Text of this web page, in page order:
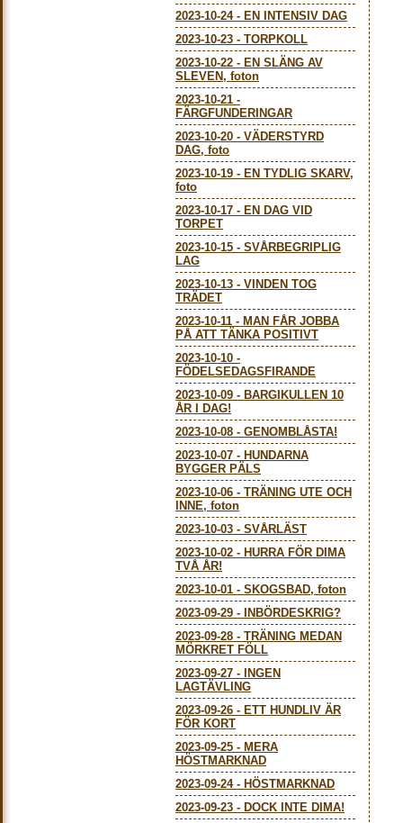
2023-10-24- EN INTENSIV DAG
2023-10-23 - TORPKOLL
2023-10-22 - EN SLÄNG AV
SLEVEN, foton
2023-10-21 -
FÄRGFUNDERINGAR
2023-10-20 - VÄDERSTYRD
DAG, foto
2023-10-19 - EN TYDLIG SKARV,
foto
2023-10-17 - EN DAG VID
TORPET
2023-10-15 - SVÅRBEGRIPLIG
LAG
2023-10-13 - VINDEN TOG
TRÄDET
2023-10-11 - MAN FÅR JOBBA
PÅ ATT TÄNKA POSITIVT
2023-10-10 -
FÖDELSEDAGSFIRANDE
2023-10-09 - BARGIKULLEN 10
ÅR I DAG!
2023-10-08 - GENOMBLÅSTA!
2023-10-07 - HUNDARNA
BYGGER PÄLS
2023-10-06 - TRÄNING UTE OCH
INNE, foton
2023-10-03 - SVÅRLÄST
2023-10-02 - HURRA FÖR DIMA
TVÅ ÅR!
2023-10-01 - SKOGSBAD, foton
2023-09-29 -
INBÖRDESKRIG?
2023-09-28 - TRÄNING MEDAN
MÖRKRET FÖLL
2023-09-27 -
INGEN
LAGTÄVLING
2023-09-26 - ETT HUNDLIV ÄR
FÖR KORT
2023-09-25 - MERA
HÖSTMARKNAD
2023-09-24- HÖSTMARKNAD
2023-09-23 - DOCK INTE DIMA!